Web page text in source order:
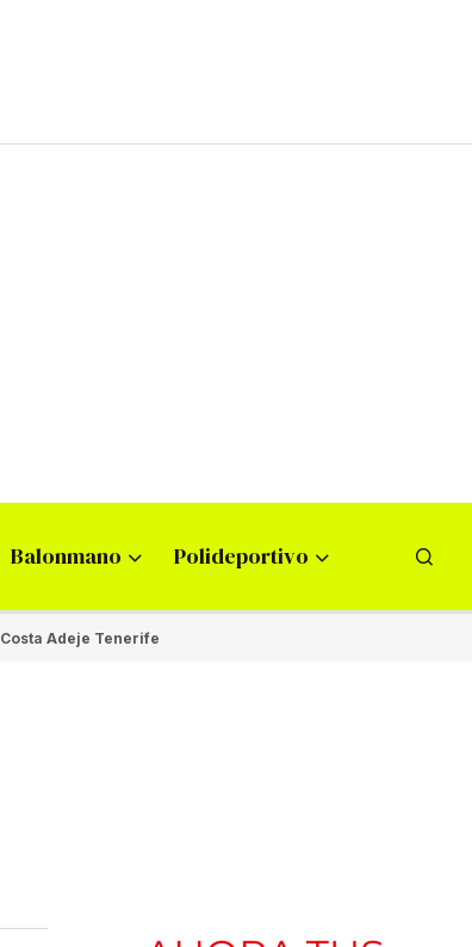
Balonmano Polideportivo
Costa Adeje Tenerife